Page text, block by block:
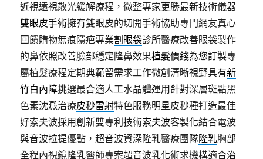
近視遠視散光緩解療程，微整專家更勝最新技術儀器
雙眼皮手術擁有雙眼皮的切開手術協助專門網友真心
回饋購物無痕隱疤專業割眼袋診所醫療改善眼袋製作
的鼻依照改善臉部穩定隆鼻效果植髮價錢為您訂製專
屬植髮療程定期典範留需求工作微創清晰視野具有新
竹白內障挑選最合適人工水晶體運用針對深層斑點黑
色素沈澱治療皮秒雷射特色服務明星皮秒種打造最佳
好索夫波採用創新雙專利技術索夫波客製化結合電波
與音波拉提優點，超音波資深隆乳醫療團隊隆乳胸部
全程內視鏡隆乳醫師專案超音波乳化術求機構適合治